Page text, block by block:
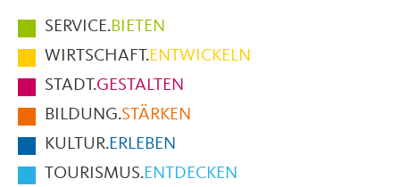
Hauptmenüpunkte
im
Fußbereich
der
Seite
SERVICE.BIETEN
WIRTSCHAFT.ENTWICKELN
STADT.GESTALTEN
BILDUNG.STÄRKEN
KULTUR.ERLEBEN
TOURISMUS.ENTDECKEN